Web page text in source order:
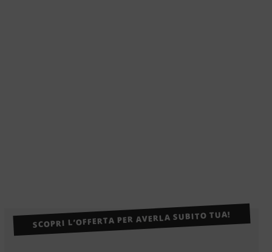
SCOPRI L’OFFERTA PER AVERLA SUBITO TUA!